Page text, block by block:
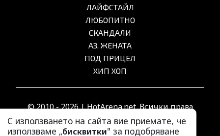
С използването на сайта вие приемате, че
използваме „бисквитки" за подобряване
ЛАЙФСТАЙЛ
ЛЮБОПИТНО
СКАНДАЛИ
АЗ, ЖЕНАТА
ПОД ПРИЦЕЛ
ХИП ХОП
© 2010 - 2026 | HotArena.net. Всички права
запазени.